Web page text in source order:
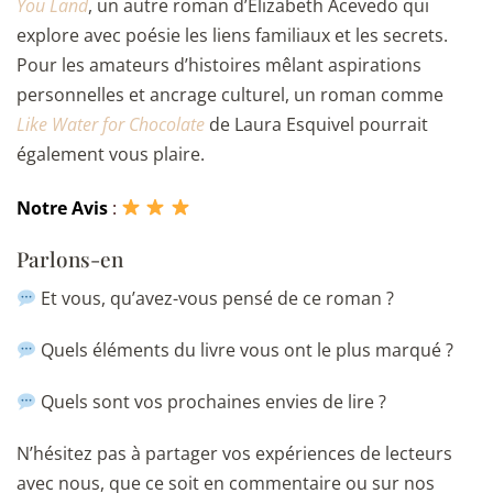
You Land, un autre roman d’Elizabeth Acevedo qui
explore avec poésie les liens familiaux et les secrets.
Pour les amateurs d’histoires mêlant aspirations
personnelles et ancrage culturel, un roman comme
Like Water for Chocolate de Laura Esquivel pourrait
également vous plaire.
Notre Avis :
Parlons-en
Et vous, qu’avez-vous pensé de ce roman ?
Quels éléments du livre vous ont le plus marqué ?
Quels sont vos prochaines envies de lire ?
N’hésitez pas à partager vos expériences de lecteurs
avec nous, que ce soit en commentaire ou sur nos